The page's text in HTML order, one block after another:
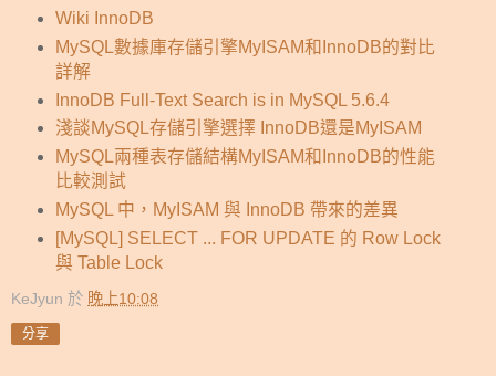
Wiki InnoDB
MySQL數據庫存儲引擎MyISAM和InnoDB的對比
詳解
InnoDB Full-Text Search is in MySQL 5.6.4
淺談MySQL存儲引擎選擇 InnoDB還是MyISAM
MySQL兩種表存儲結構MyISAM和InnoDB的性能
比較測試
MySQL 中，MyISAM 與 InnoDB 帶來的差異
[MySQL] SELECT ... FOR UPDATE 的 Row Lock
與 Table Lock
KeJyun 於 晚上10:08
分享